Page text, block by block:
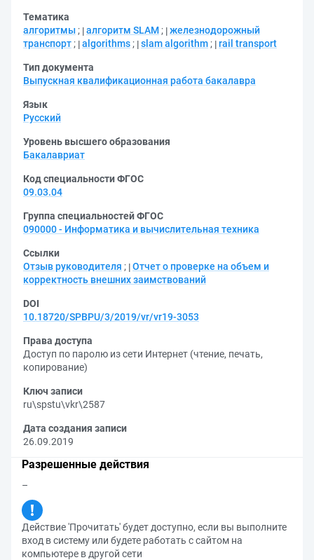
Тематика
алгоритмы ; алгоритм SLAM ; железнодорожный
транспорт ; algorithms ; slam algorithm ; rail transport
Тип документа
Выпускная квалификационная работа бакалавра
Язык
Русский
Уровень высшего образования
Бакалавриат
Код специальности ФГОС
09.03.04
Группа специальностей ФГОС
090000 - Информатика и вычислительная техника
Ссылки
Отзыв руководителя ; Отчет о проверке на объем и
корректность внешних заимствований
DOI
10.18720/SPBPU/3/2019/vr/vr19-3053
Права доступа
Доступ по паролю из сети Интернет (чтение, печать,
копирование)
Ключ записи
ru\spstu\vkr\2587
Дата создания записи
26.09.2019
Разрешенные действия
–
Действие 'Прочитать' будет доступно, если вы выполните
вход в систему или будете работать с сайтом на
компьютере в другой сети